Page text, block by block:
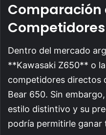
Comparación
Competidores
Dentro del mercado
**Kawasaki Z650** o
competidores directos
Bear 650. Sin
estilo distintivo y su
podría permitirle